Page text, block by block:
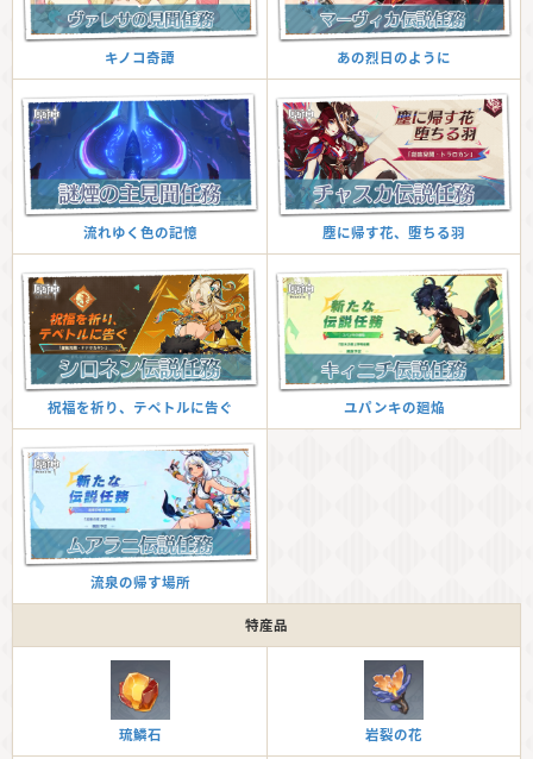
キノコ奇譚 あの烈日のように
流れゆく色の記憶 塵に帰す花、堕ちる羽
祝福を祈り、テペトルに告ぐ ユパンキの廻焔
流泉の帰す場所
特産品
琉鱗石 岩裂の花